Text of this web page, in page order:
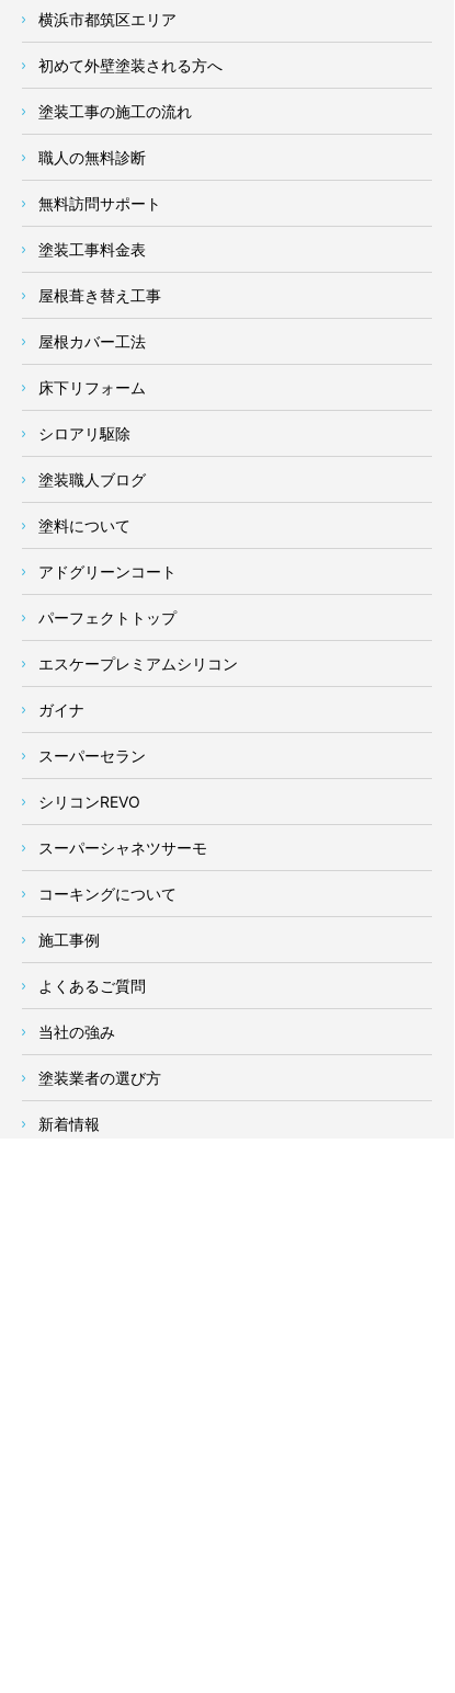
横浜市都筑区エリア
初めて外壁塗装される方へ
塗装工事の施工の流れ
職人の無料診断
無料訪問サポート
塗装工事料金表
屋根葺き替え工事
屋根カバー工法
床下リフォーム
シロアリ駆除
塗装職人ブログ
塗料について
アドグリーンコート
パーフェクトトップ
エスケープレミアムシリコン
ガイナ
スーパーセラン
シリコンREVO
スーパーシャネツサーモ
コーキングについて
施工事例
よくあるご質問
当社の強み
塗装業者の選び方
新着情報